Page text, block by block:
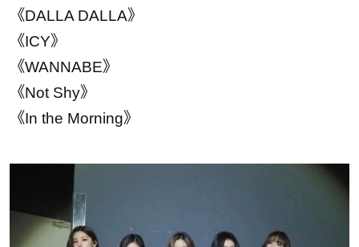
《DALLA DALLA》
《ICY》
《WANNABE》
《Not Shy》
《In the Morning》